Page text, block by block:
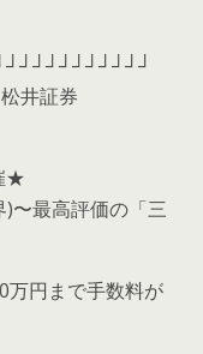
井証券
★
〜最高評価の「三
万円まで手数料が